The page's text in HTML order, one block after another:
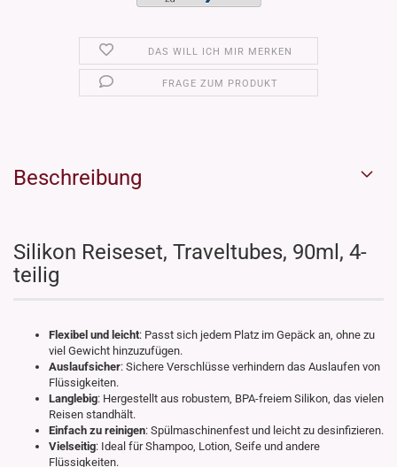
DAS WILL ICH MIR MERKEN
FRAGE ZUM PRODUKT
Beschreibung
Silikon Reiseset, Traveltubes, 90ml, 4-
teilig
Flexibel und leicht: Passt sich jedem Platz im Gepäck an, ohne zu
viel Gewicht hinzuzufügen.
Auslaufsicher: Sichere Verschlüsse verhindern das Auslaufen von
Flüssigkeiten.
Langlebig: Hergestellt aus robustem, BPA-freiem Silikon, das vielen
Reisen standhält.
Einfach zu reinigen: Spülmaschinenfest und leicht zu desinfizieren.
Vielseitig: Ideal für Shampoo, Lotion, Seife und andere
Flüssigkeiten.